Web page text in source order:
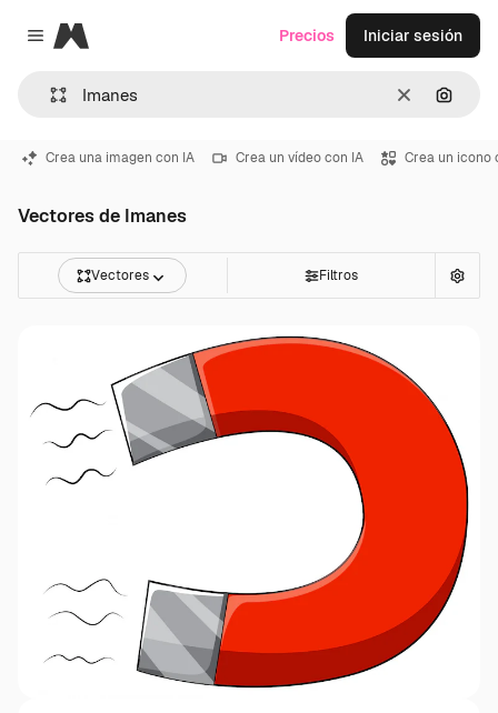
Close menu
Magnific
Borrar
Precios Iniciar sesión
Crea una imagen con IA Crea un vídeo con IA Crea un icono
Vectores de Imanes
Vectores Filtros